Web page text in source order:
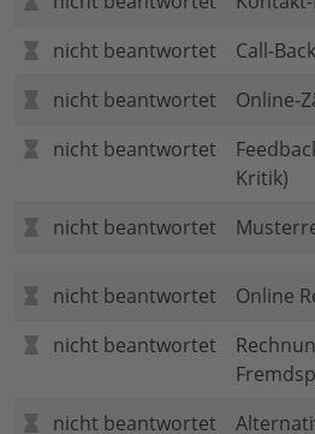
nicht beantwortet
Call-
nicht beantwortet
Online-
nicht beantwortet
Kritik)
nicht beantwortet
nicht beantwortet
Online
nicht beantwortet
nicht beantwortet